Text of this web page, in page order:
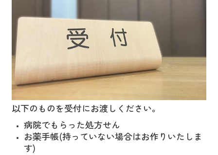
以下のものを受付にお渡しください。
病院でもらった処方せん
お薬手帳(持っていない場合はお作りいたしま
す)